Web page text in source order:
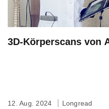
3D-Körperscans von
12. Aug. 2024 Longread